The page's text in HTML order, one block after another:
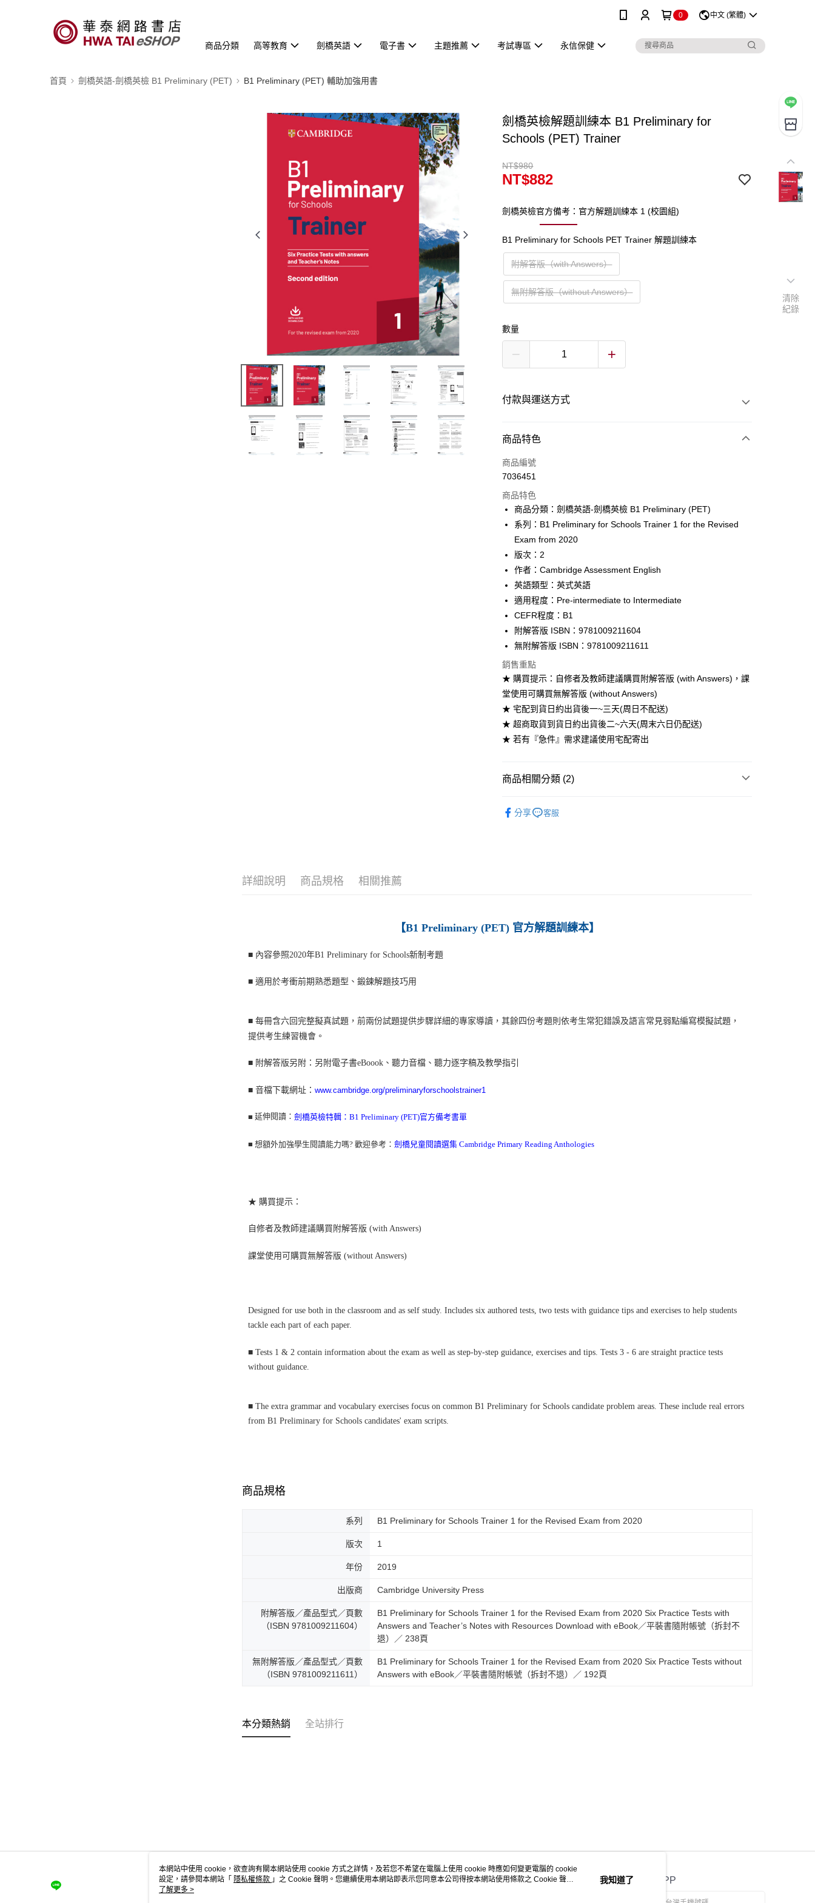
0 中文 (繁體)
商品分類 高等教育 劍橋英語 電子書 主題推薦 考試專區 永信保健
首頁 劍橋英語-劍橋英檢 B1 Preliminary (PET) B1 Preliminary (PET) 輔助加強用書
劍橋英檢解題訓練本 B1 Preliminary for
Schools (PET) Trainer
NT$980
NT$882
劍橋英檢官方備考：官方解題訓練本 1 (校園組)
B1 Preliminary for Schools PET Trainer 解題訓練本
附解答版（with Answers）
無附解答版（without Answers）
數量
付款與運送方式
付款方式
信用卡一次付款
Apple Pay
Google Pay
ATM付款
運送方式
全家取貨付款
每筆NT$60
付款後全家取貨
每筆NT$60
7-11取貨付款
每筆NT$60
付款後7-11取貨
每筆NT$60
每筆NT$100
宅配-離島
商品特色
商品編號
7036451
商品特色
商品分類：劍橋英語-劍橋英檢 B1 Preliminary (PET)
系列：B1 Preliminary for Schools Trainer 1 for the Revised
Exam from 2020
版次：2
作者：Cambridge Assessment English
英語類型：英式英語
適用程度：Pre-intermediate to Intermediate
CEFR程度：B1
附解答版 ISBN：9781009211604
無附解答版 ISBN：9781009211611
銷售重點
★ 購買提示：自修者及教師建議購買附解答版 (with Answers)，課
堂使用可購買無解答版 (without Answers)
★ 宅配到貨日約出貨後一~三天(周日不配送)
★ 超商取貨到貨日約出貨後二~六天(周末六日仍配送)
★ 若有『急件』需求建議使用宅配寄出
商品相關分類 (2)
輔助加強用書
分享 客服
詳細說明 商品規格 相關推薦
【B1 Preliminary (PET) 官方解題訓練本】
■ 內容參照2020年B1 Preliminary for Schools新制考題
■適用於考衝前期熟悉題型、鍛鍊解題技巧用
■每冊含六回完整擬真試題，前兩份試題提供步驟詳細的專家導讀，其餘四份考題則依考生常犯錯誤及語言常見弱點編寫模擬試題，
提供考生練習機會。
■ 附解答版另附： 另附電子書eBoook、聽力音檔、聽力逐字稿及教學指引
■音檔下載網址：www.cambridge.org/preliminaryforschoolstrainer1
■ 延伸閱讀：劍橋英檢特輯：B1 Preliminary (PET)官方備考書單
■想額外加強學生閱讀能力嗎? 歡迎參考：劍橋兒童閱讀選集 Cambridge Primary Reading Anthologies
★ 購買提示：
自修者及教師建議購買附解答版 (with Answers)
課堂使用可購買無解答版 (without Answers)
Designed for use both in the classroom and as self study. Includes six authored tests, two tests with guidance tips and exercises to help students
tackle each part of each paper.
■ Tests 1 & 2 contain information about the exam as well as step-by-step guidance, exercises and tips. Tests 3 - 6 are straight practice tests
without guidance.
■ The extra grammar and vocabulary exercises focus on common B1 Preliminary for Schools candidate problem areas. These include real errors
from B1 Preliminary for Schools candidates' exam scripts.
商品規格
系列 B1 Preliminary for Schools Trainer 1 for the Revised Exam from 2020
版次 1
年份 2019
出版商 Cambridge University Press
附解答版／產品型式／頁數
（ISBN 9781009211604）
B1 Preliminary for Schools Trainer 1 for the Revised Exam from 2020 Six Practice Tests with
Answers and Teacher’s Notes with Resources Download with eBook／平裝書隨附帳號（拆封不
退）／ 238頁
無附解答版／產品型式／頁數
（ISBN 9781009211611）
B1 Preliminary for Schools Trainer 1 for the Revised Exam from 2020 Six Practice Tests without
Answers with eBook／平裝書隨附帳號（拆封不退）／ 192頁
本分類熱銷 全站排行
關於我們 客服資訊 官方APP
清除
紀錄
本網站中使用 cookie，欲查詢有關本網站使用 cookie 方式之詳情，及若您不希望在電腦上使用 cookie 時應如何變更電腦的 cookie
設定，請參閱本網站「 隱私權條款 」之 Cookie 聲明。您繼續使用本網站即表示您同意本公司得按本網站使用條款之 Cookie 聲明
使用 cookie。
了解更多 >
我知道了